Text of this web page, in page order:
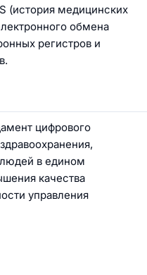
(история медицинских
обмена
регистров и
цифрового
в едином
качества
управления